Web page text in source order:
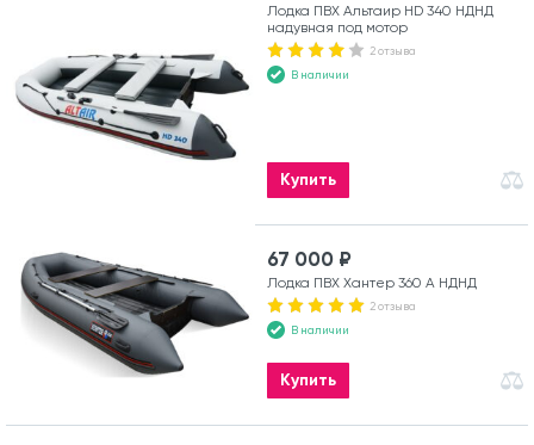
Лодка ПВХ Альтаир HD 340 НДНД
надувная под мотор
2 отзыва
В наличии
Купить
67 000 ₽
Лодка ПВХ Хантер 360 А НДНД
2 отзыва
В наличии
Купить